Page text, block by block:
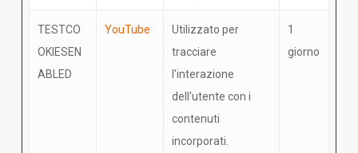
TESTCO
OKIESEN
ABLED
YouTube
Utilizzato per
tracciare
l'interazione
dell'utente con i
contenuti
incorporati.
1
giorno